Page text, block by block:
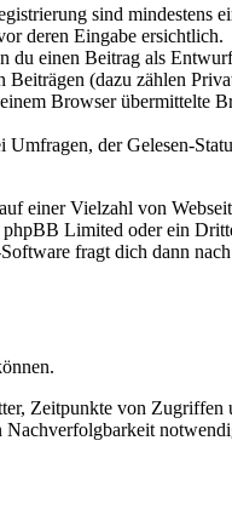
sind mindestens
deren Eingabe ersichtlich.
du einen Beitrag als
(dazu zählen
Browser übermittelte
der Gelesen-
einer Vielzahl von
Limited oder ein
fragt dich dann
Zeitpunkte von
Nachverfolgbarkeit